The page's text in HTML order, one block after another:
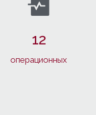
12
операционных